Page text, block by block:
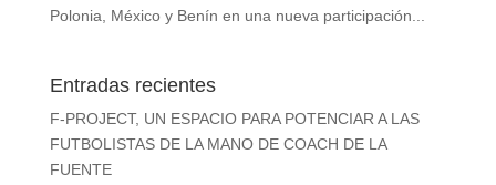
Polonia, México y Benín en una nueva participación...
Entradas recientes
F-PROJECT, UN ESPACIO PARA POTENCIAR A LAS
FUTBOLISTAS DE LA MANO DE COACH DE LA
FUENTE